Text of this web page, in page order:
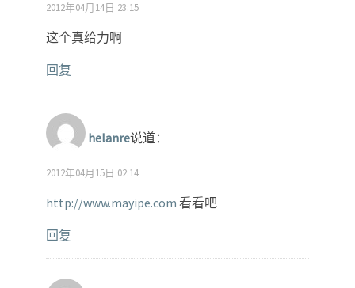
2012年04月14日 23:15
这个真给力啊
回复
helanre说道：
2012年04月15日 02:14
http://www.mayipe.com 看看吧
回复